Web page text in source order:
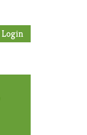
Login